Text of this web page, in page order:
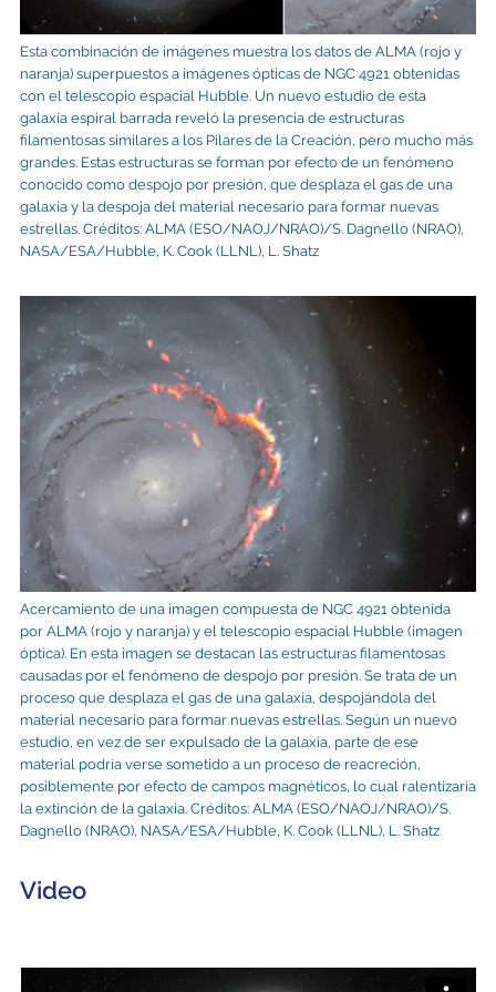
Esta combinación de imágenes muestra los datos de ALMA (rojo y
naranja) superpuestos a imágenes ópticas de NGC 4921 obtenidas
con el telescopio espacial Hubble. Un nuevo estudio de esta
galaxia espiral barrada reveló la presencia de estructuras
filamentosas similares a los Pilares de la Creación, pero mucho más
grandes. Estas estructuras se forman por efecto de un fenómeno
conocido como despojo por presión, que desplaza el gas de una
galaxia y la despoja del material necesario para formar nuevas
estrellas. Créditos: ALMA (ESO/NAOJ/NRAO)/S. Dagnello (NRAO),
NASA/ESA/Hubble, K. Cook (LLNL), L. Shatz
Acercamiento de una imagen compuesta de NGC 4921 obtenida
por ALMA (rojo y naranja) y el telescopio espacial Hubble (imagen
óptica). En esta imagen se destacan las estructuras filamentosas
causadas por el fenómeno de despojo por presión. Se trata de un
proceso que desplaza el gas de una galaxia, despojándola del
material necesario para formar nuevas estrellas. Según un nuevo
estudio, en vez de ser expulsado de la galaxia, parte de ese
material podría verse sometido a un proceso de reacreción,
posiblemente por efecto de campos magnéticos, lo cual ralentizaría
la extinción de la galaxia. Créditos: ALMA (ESO/NAOJ/NRAO)/S.
Dagnello (NRAO), NASA/ESA/Hubble, K. Cook (LLNL), L. Shatz
Video